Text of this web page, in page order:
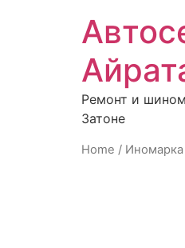
Ремонт и
Затоне
Home / Иномарка